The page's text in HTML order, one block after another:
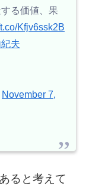
る価値、果
Kfjv6ssk2B
夫
November 7,
ると考えて